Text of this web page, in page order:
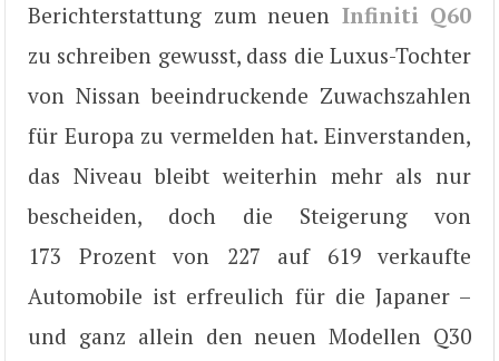
Berichterstattung zum neuen Infiniti Q60
zu schreiben gewusst, dass die Luxus-Tochter
von Nissan beeindruckende Zuwachszahlen
für Europa zu vermelden hat. Einverstanden,
das Niveau bleibt weiterhin mehr als nur
bescheiden, doch die Steigerung von
173 Prozent von 227 auf 619 verkaufte
Automobile ist erfreulich für die Japaner –
und ganz allein den neuen Modellen Q30